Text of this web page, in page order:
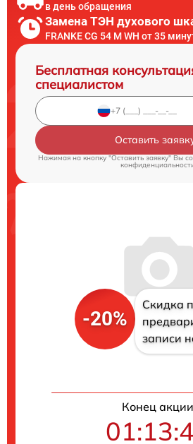
в день обращения
Замена ТЭН духового
FRANKE CG 54 M WH от 35
Бесплатная
специалистом
Оставить
Нажимая на кнопку "Оставить заявку" Вы
-20%
Скидка
записи
Конец акции